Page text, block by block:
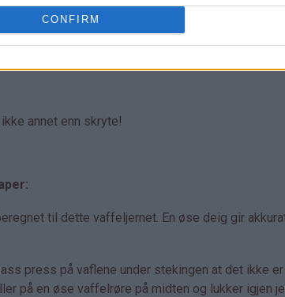
CONFIRM
annet enn skryte!
til dette vaffeljernet. En øse deig gir
press på vaflene under stekingen at det ikke
på en øse vaffelrøre på midten og lukker igjen